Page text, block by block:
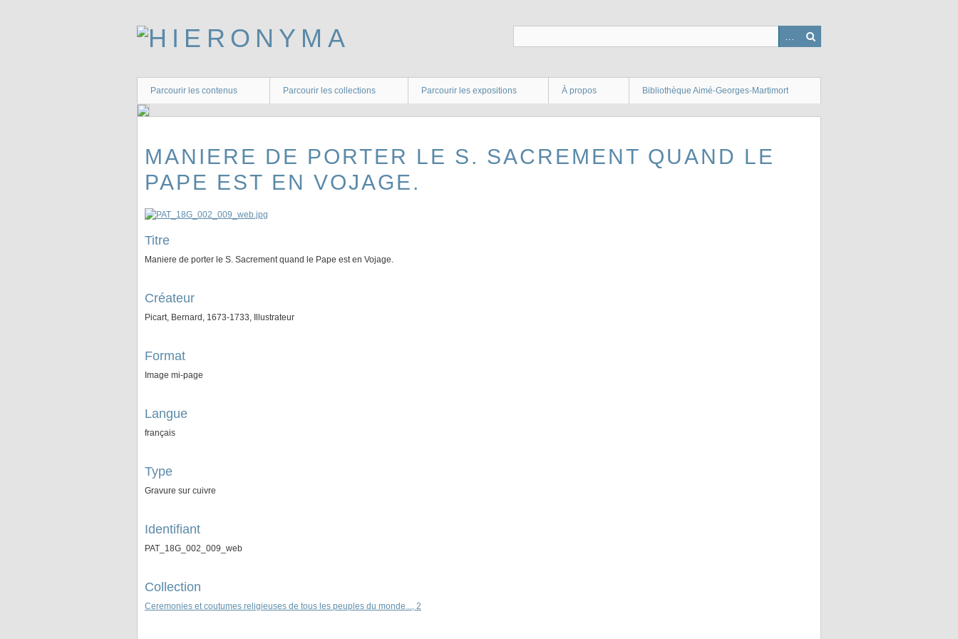
Parcourir les contenus Parcourir les collections Parcourir les expositions À propos Bibliothèque Aimé-Georges-Martimort
MANIERE DE PORTER LE S. SACREMENT QUAND LE
PAPE EST EN VOJAGE.
Titre
Maniere de porter le S. Sacrement quand le Pape est en Vojage.
Créateur
Picart, Bernard, 1673-1733, Illustrateur
Format
Image mi-page
Langue
français
Type
Gravure sur cuivre
Identifiant
PAT_18G_002_009_web
Collection
Ceremonies et coutumes religieuses de tous les peuples du monde..., 2